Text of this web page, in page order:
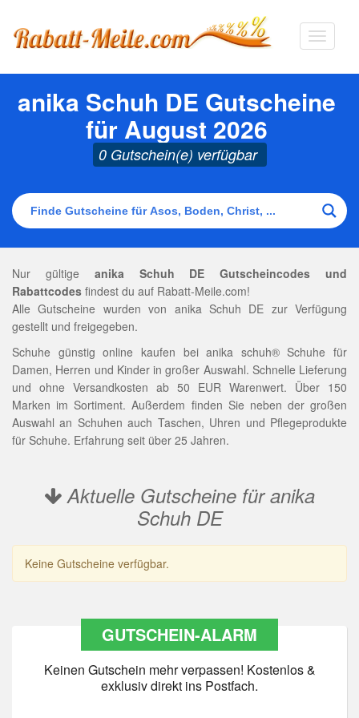
anika Schuh DE Gutscheine
für August 2026
0 Gutschein(e) verfügbar
Nur gültige anika Schuh DE Gutscheincodes und
Rabattcodes findest du auf Rabatt-Meile.com!
Alle Gutscheine wurden von anika Schuh DE zur Verfügung
gestellt und freigegeben.
Schuhe günstig online kaufen bei anika schuh® Schuhe für
Damen, Herren und Kinder in großer Auswahl. Schnelle Lieferung
und ohne Versandkosten ab 50 EUR Warenwert. Über 150
Marken im Sortiment. Außerdem finden Sie neben der großen
Auswahl an Schuhen auch Taschen, Uhren und Pflegeprodukte
für Schuhe. Erfahrung seit über 25 Jahren.
Aktuelle Gutscheine für anika
Schuh DE
Keine Gutscheine verfügbar.
GUTSCHEIN-ALARM
Keinen Gutschein mehr verpassen! Kostenlos &
exklusiv direkt ins Postfach.